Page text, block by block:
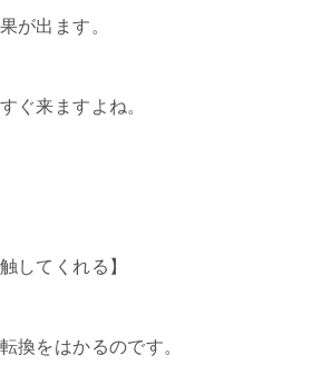
が出ます。
ぐ来ますよね。
してくれる】
換をはかるのです。